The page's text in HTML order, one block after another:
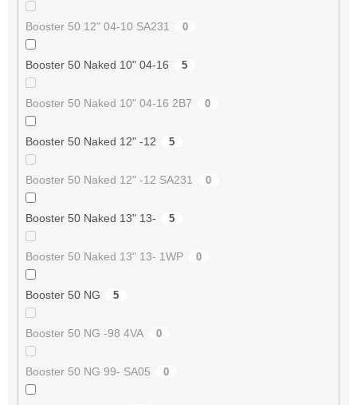
Booster 50 12" 04-10 SA231 0
Booster 50 Naked 10" 04-16 5
Booster 50 Naked 10" 04-16 2B7 0
Booster 50 Naked 12" -12 5
Booster 50 Naked 12" -12 SA231 0
Booster 50 Naked 13" 13- 5
Booster 50 Naked 13" 13- 1WP 0
Booster 50 NG 5
Booster 50 NG -98 4VA 0
Booster 50 NG 99- SA05 0